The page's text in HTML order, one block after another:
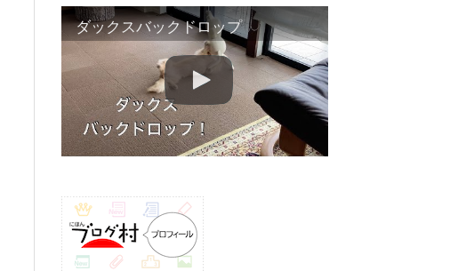
ダックスバックドロップ